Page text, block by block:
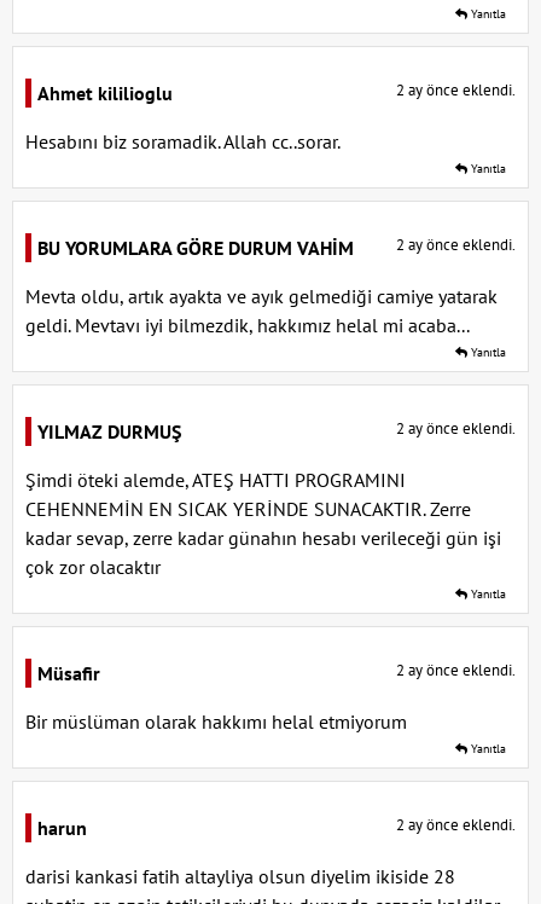
Yanıtla
Ahmet kililioglu 2 ay önce eklendi.
Hesabını biz soramadik. Allah cc..sorar.
Yanıtla
BU YORUMLARA GÖRE DURUM VAHİM 2 ay önce eklendi.
Mevta oldu, artık ayakta ve ayık gelmediği camiye yatarak
geldi. Mevtavı iyi bilmezdik, hakkımız helal mi acaba...
Yanıtla
YILMAZ DURMUŞ 2 ay önce eklendi.
Şimdi öteki alemde, ATEŞ HATTI PROGRAMINI
CEHENNEMİN EN SICAK YERİNDE SUNACAKTIR. Zerre
kadar sevap, zerre kadar günahın hesabı verileceği gün işi
çok zor olacaktır
Yanıtla
Müsafir 2 ay önce eklendi.
Bir müslüman olarak hakkımı helal etmiyorum
Yanıtla
harun 2 ay önce eklendi.
darisi kankasi fatih altayliya olsun diyelim ikiside 28